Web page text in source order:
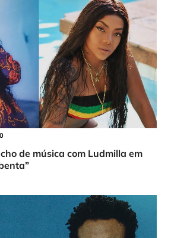
de música com Ludmilla em